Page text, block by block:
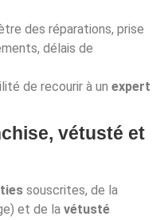
des réparations, prise
délais de
de recourir à un expert
vétusté et
souscrites, de la
et de la vétusté